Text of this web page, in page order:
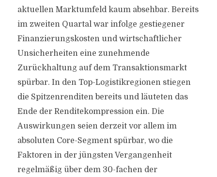
aktuellen Marktumfeld kaum absehbar. Bereits
im zweiten Quartal war infolge gestiegener
Finanzierungskosten und wirtschaftlicher
Unsicherheiten eine zunehmende
Zurückhaltung auf dem Transaktionsmarkt
spürbar. In den Top-Logistikregionen stiegen
die Spitzenrenditen bereits und läuteten das
Ende der Renditekompression ein. Die
Auswirkungen seien derzeit vor allem im
absoluten Core-Segment spürbar, wo die
Faktoren in der jüngsten Vergangenheit
regelmäßig über dem 30-fachen der